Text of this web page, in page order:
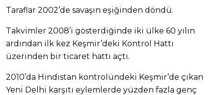
Taraflar 2002’de savaşın eşiğinden döndü.
Takvimler 2008’i gösterdiğinde iki ülke 60 yılın
ardından ilk kez Keşmir’deki Kontrol Hattı
üzerinden bir ticaret hattı açtı.
2010’da Hindistan kontrolündeki Keşmir’de çıkan
Yeni Delhi karşıtı eylemlerde yüzden fazla genç